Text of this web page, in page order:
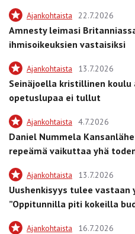
Ajankohtaista 22.7.2026
Amnesty leimasi
ihmisoikeuksien vastaisiksi
Ajankohtaista 13.7.2026
Seinäjoella kristillinen
opetuslupaa ei tullut
Ajankohtaista 4.7.2026
Daniel Nummela
repeämä vaikuttaa yhä
Ajankohtaista 13.7.2026
Uushenkisyys tulee vastaan
”Oppitunnilla piti kokeilla
Ajankohtaista 16.7.2026